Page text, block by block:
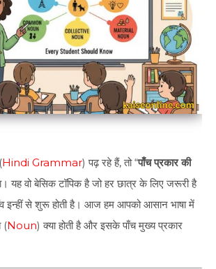
Hindi Grammar) पढ़ रहे हैं, तो “पाँच प्रकार की
यह वो बेसिक टॉपिक है जो हर छात्र के लिए जरूरी है
इन्हीं से शुरू होती है। आज हम आपको आसान भाषा में
(Noun) क्या होती है और इसके पाँच मुख्य प्रकार